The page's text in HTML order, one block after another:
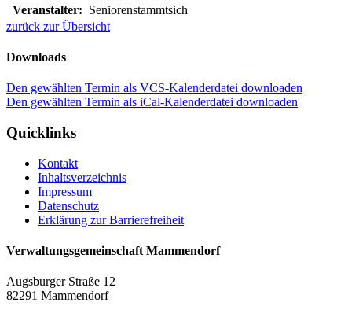
Veranstalter: Seniorenstammtsich
zurück zur Übersicht
Downloads
Den gewählten Termin als VCS-Kalenderdatei downloaden
Den gewählten Termin als iCal-Kalenderdatei downloaden
Quicklinks
Kontakt
Inhaltsverzeichnis
Impressum
Datenschutz
Erklärung zur Barrierefreiheit
Verwaltungsgemeinschaft Mammendorf
Augsburger Straße 12
82291 Mammendorf